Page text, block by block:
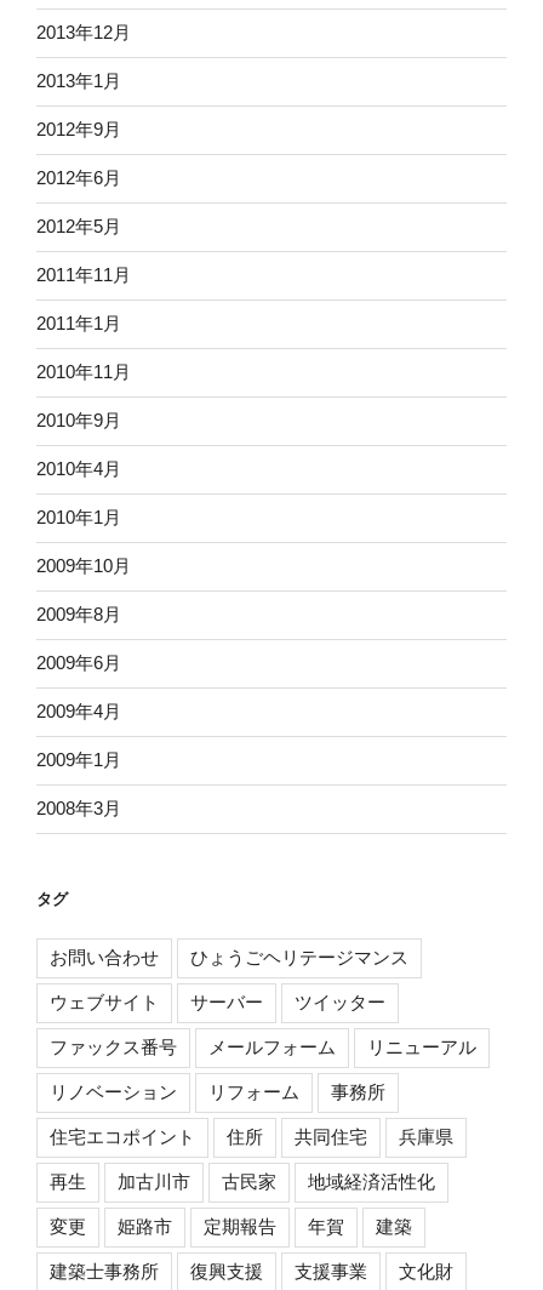
2013年12月
2013年1月
2012年9月
2012年6月
2012年5月
2011年11月
2011年1月
2010年11月
2010年9月
2010年4月
2010年1月
2009年10月
2009年8月
2009年6月
2009年4月
2009年1月
2008年3月
タグ
お問い合わせ ひょうごヘリテージマンス
ウェブサイト サーバー ツイッター
ファックス番号 メールフォーム リニューアル
リノベーション リフォーム 事務所
住宅エコポイント 住所 共同住宅 兵庫県
再生 加古川市 古民家 地域経済活性化
変更 姫路市 定期報告 年賀 建築
建築士事務所 復興支援 支援事業 文化財